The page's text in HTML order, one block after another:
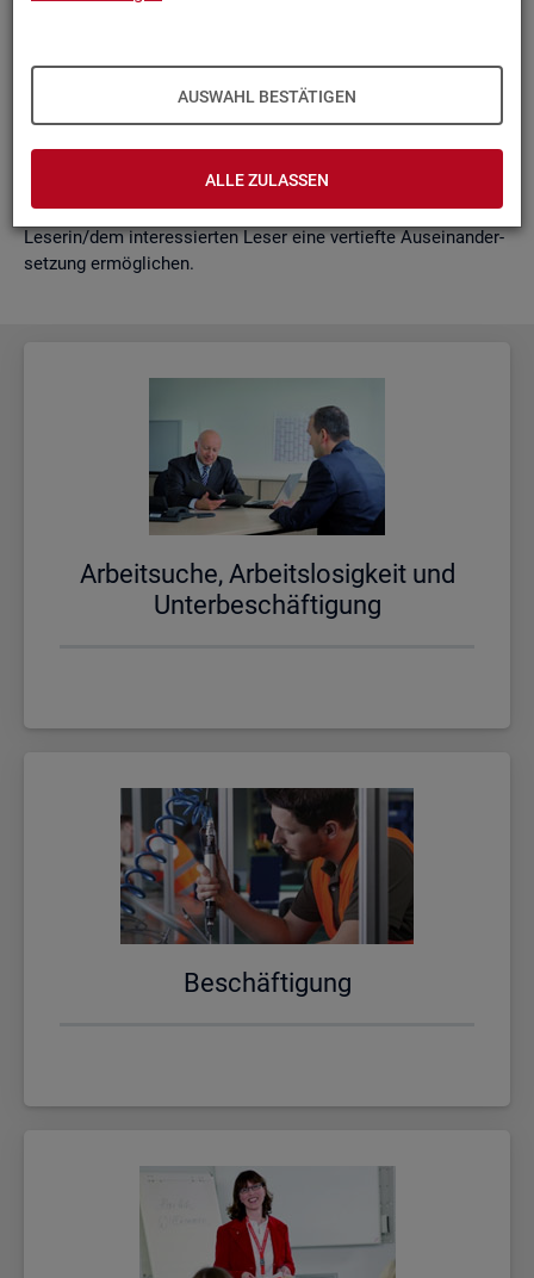
AUSWAHL BESTÄTIGEN
ALLE ZULASSEN
sam­men­ge­fasst. Damit ent­steht ein klei­nes Nach­schla­ge­
werk zu zen­tra­len Be­grif­fen und Fra­ge­stel­lun­gen der Ar­beits­
markt- und Grund­si­che­rungs­sta­tis­tik. Dabei wer­den diese Be­
grif­fe in kur­zer Form er­klärt und immer auch mit wei­ter­füh­
ren­den In­for­ma­ti­ons­quel­len ver­bun­den, die der in­ter­es­sier­ten
Le­se­rin/dem in­ter­es­sier­ten Leser eine ver­tief­te Aus­ein­an­der­
set­zung er­mög­li­chen.
Ar­beit­su­che, Ar­beits­lo­sig­keit und
Un­ter­be­schäf­ti­gung
Be­schäf­ti­gung